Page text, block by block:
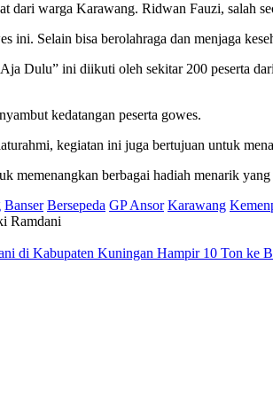
dari warga Karawang. Ridwan Fauzi, salah
ini. Selain bisa berolahraga dan menjaga
Dulu” ini diikuti oleh sekitar 200 peserta
kedatangan peserta gowes.
kegiatan ini juga bertujuan untuk
memenangkan berbagai hadiah menarik
Banser Bersepeda GP Ansor Karawang
Ramdani
di Kabupaten Kuningan Hampir 10 Ton ke